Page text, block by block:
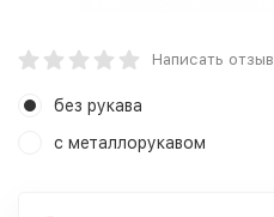
Написать отзыв
без рукава
с металлорукавом